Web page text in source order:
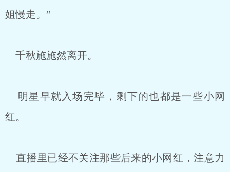
姐慢走。”
千秋施施然离开。
明星早就入场完毕，剩下的也都是一些小网
红。
直播里已经不关注那些后来的小网红，注意力